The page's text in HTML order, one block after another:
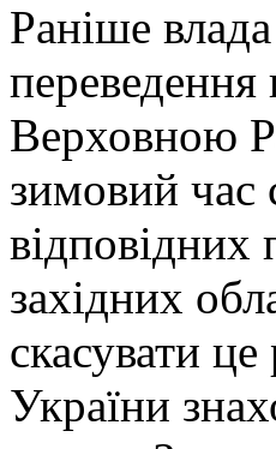
Раніше
Верховною
зимовий час
відповідних
західних
скасувати
України